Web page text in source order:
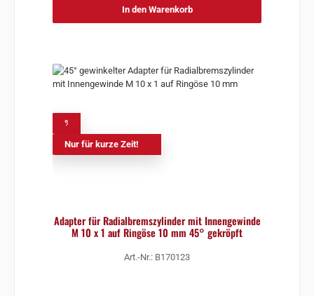
In den Warenkorb
Nur für kurze Zeit!
Adapter für Radialbremszylinder mit Innengewinde
M 10 x 1 auf Ringöse 10 mm 45° gekröpft
Art.-Nr.: B170123